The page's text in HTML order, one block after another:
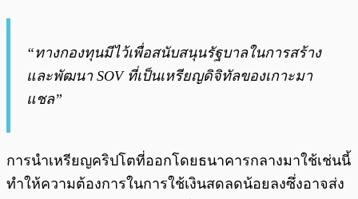
“ทางกองทุนมีไว้เพื่อสนับสนุนรัฐบาลในการสร้าง
และพัฒนา SOV ที่เป็นเหรียญดิจิทัลของเกาะมา
แชล”
การนำเหรียญคริปโตที่ออกโดยธนาคารกลางมาใช้เช่นนี้
ทำให้ความต้องการในการใช้เงินสดลดน้อยลงซึ่งอาจส่ง